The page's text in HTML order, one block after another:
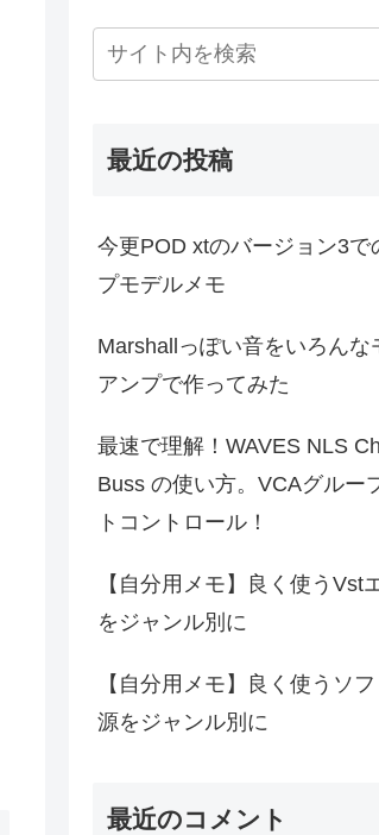
最近の投稿
今更POD xtのバージョン3で
プモデルメモ
Marshallっぽい音をいろんな
アンプで作ってみた
最速で理解！WAVES NLS
Buss の使い方。VCAグルー
トコントロール！
【自分用メモ】良く使うVst
をジャンル別に
【自分用メモ】良く使うソ
源をジャンル別に
最近のコメント